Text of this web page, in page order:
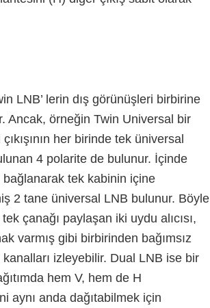
LNB’ lerin dış görünüşleri birbirine
Ancak, örneğin Twin Universal bir
her birinde tek üniversal
4 polarite de bulunur. İçinde
bağlanarak tek kabinin içine
2 tane üniversal LNB bulunur. Böyle
çanağı paylaşan iki uydu alıcısı,
varmış gibi birbirinden bağımsız
izleyebilir. Dual LNB ise bir
hem V, hem de H
aynı anda dağıtabilmek için